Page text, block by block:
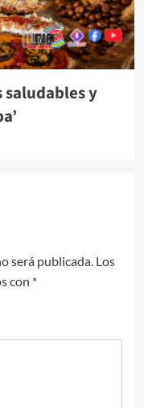
saludables y
será publicada. Los
con *